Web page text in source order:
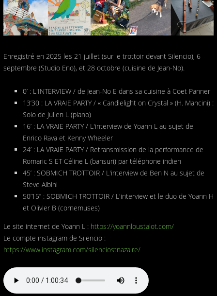
Enregistré en 2025 les 21 juillet (sur le trottoir devant Silencio), 6
septembre (Studio Eno), et 28 octobre (cuisine de Jean-No).
0’ : L'INTERVIEW / de Jean-No E dans sa cuisine à Coet Panner
13’30 : LA VRAIE PARTY / « Candlelight on Crystal » (H. Mancini) :
Solo de Julien L (piano)
16’ : LA VRAIE PARTY / L'interview de Yoann L au sujet de
Enrico Rava et Kenny Wheeler
24’ : LA VRAIE PARTY / Retransmission de la performance de
Romaric S ET Céline L (bansuri) par téléphone indien
45’ : SOBMICH TROTTOIR / L'interview de Ben N au sujet de
Steve Albini
50’15’’ : SOBMICH TROTTOIR / L'interview et le duo de Yoann H
et Olivier B (cornemuses)
Le site internet de Yoann L : https://yoannloustalot.com/
Le compte instagram de Silencio :
https://www.instagram.com/silenciostnazaire/